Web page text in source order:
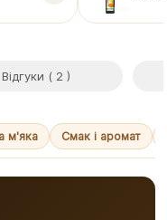
Відгуки ( 2 )
м'яка Смак і аромат